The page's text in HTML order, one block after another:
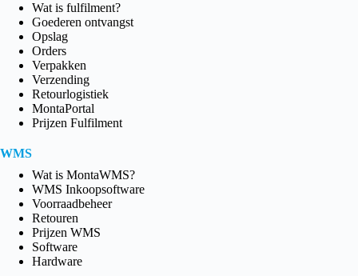
Wat is fulfilment?
Goederen ontvangst
Opslag
Orders
Verpakken
Verzending
Retourlogistiek
MontaPortal
Prijzen Fulfilment
WMS
Wat is MontaWMS?
WMS Inkoopsoftware
Voorraadbeheer
Retouren
Prijzen WMS
Software
Hardware